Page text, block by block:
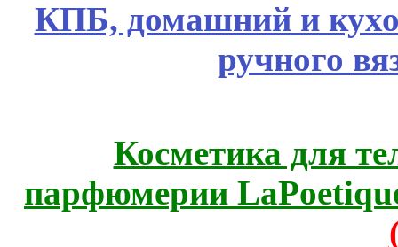
КПБ, домашний и
ручного
Косметика для
парфюмерии